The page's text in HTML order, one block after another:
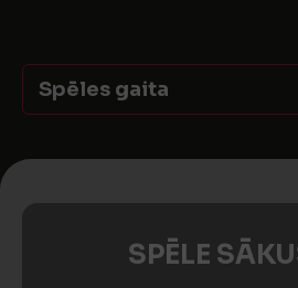
Spēles gaita
SPĒLE